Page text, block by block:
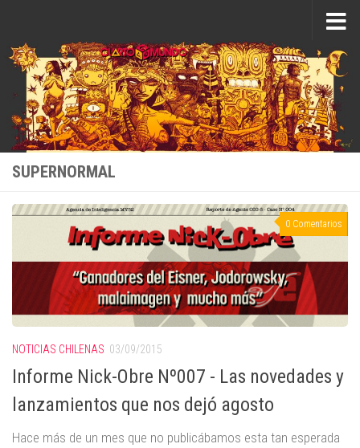
SUPERNORMAL
0 Comentarios
NOTICIAS CHILENAS 03/09/2015
Informe Nick-Obre Nº007 - Las novedades y
lanzamientos que nos dejó agosto
Hace más de un mes que no publicábamos esta tan esperada